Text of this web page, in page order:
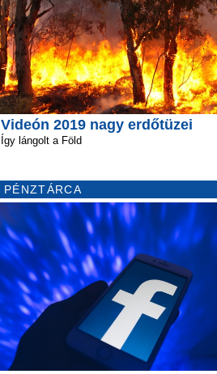
Videón 2019 nagy erdőtüzei
Így lángolt a Föld
PÉNZTÁRCA